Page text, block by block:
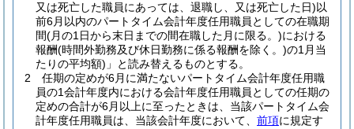
又は死亡した職員にあっては、退職し、又は死亡した日)以
前6月以内のパートタイム会計年度任用職員としての在職期
間(月の1日から末日までの間在職した月に限る。)における
報酬(時間外勤務及び休日勤務に係る報酬を除く。)の1月当
たりの平均額) 」と読み替えるものとする。
2
任期の定めが6月に満たないパートタイム会計年度任用職
員の1会計年度内における会計年度任用職員としての任期の
定めの合計が6月以上に至ったときは、当該パートタイム会
計年度任用職員は、当該会計年度において、 前項に規定す